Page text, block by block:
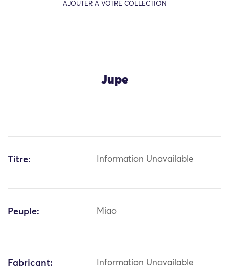
AJOUTER À VOTRE COLLECTION
Jupe
Titre: Information Unavailable
Peuple: Miao
Fabricant: Information Unavailable